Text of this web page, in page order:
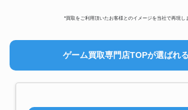
*買取をご利用頂いたお客様とのイメージを当社で再現し
ゲーム買取専門店TOPが選ばれ